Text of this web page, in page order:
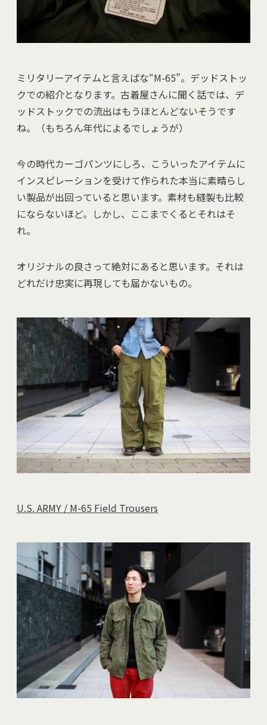
ミリタリーアイテムと言えばな“M-65”。デッドストッ
クでの紹介となります。古着屋さんに聞く話では、デ
ッドストックでの流出はもうほとんどないそうです
ね。（もちろん年代によるでしょうが）
今の時代カーゴパンツにしろ、こういったアイテムに
インスピレーションを受けて作られた本当に素晴らし
い製品が出回っていると思います。素材も縫製も比較
にならないほど。しかし、ここまでくるとそれはそ
れ。
オリジナルの良さって絶対にあると思います。それは
どれだけ忠実に再現しても届かないもの。
U.S. ARMY / M-65 Field Trousers